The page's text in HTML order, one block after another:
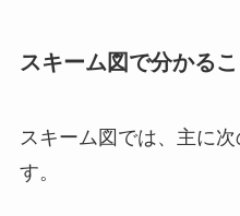
スキーム図で分かるこ
スキーム図では、主に
す。